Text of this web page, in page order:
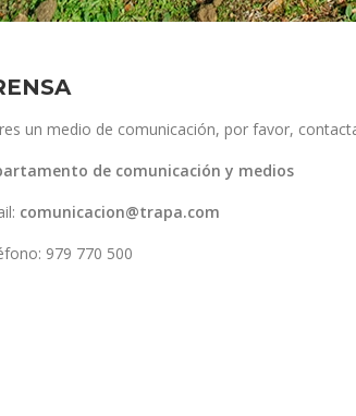
un medio de comunicación, por favor,
de comunicación y medios
comunicacion@trapa.com
979 770 500